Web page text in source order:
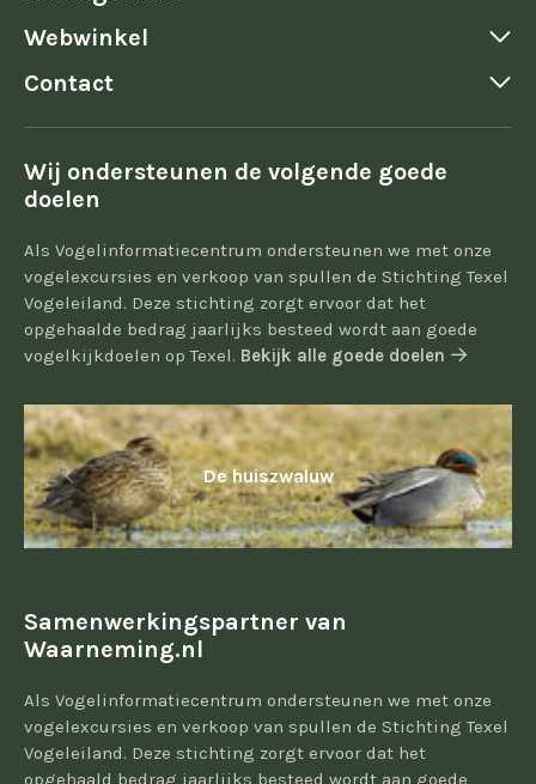
Webwinkel
Contact
Wij ondersteunen de volgende goede
doelen
Als Vogelinformatiecentrum ondersteunen we met onze
vogelexcursies en verkoop van spullen de Stichting Texel
Vogeleiland. Deze stichting zorgt ervoor dat het
opgehaalde bedrag jaarlijks besteed wordt aan goede
vogelkijkdoelen op Texel. Bekijk alle goede doelen
De huiszwaluw
Samenwerkingspartner van
Waarneming.nl
Als Vogelinformatiecentrum ondersteunen we met onze
vogelexcursies en verkoop van spullen de Stichting Texel
Vogeleiland. Deze stichting zorgt ervoor dat het
opgehaald bedrag jaarlijks besteed wordt aan goede